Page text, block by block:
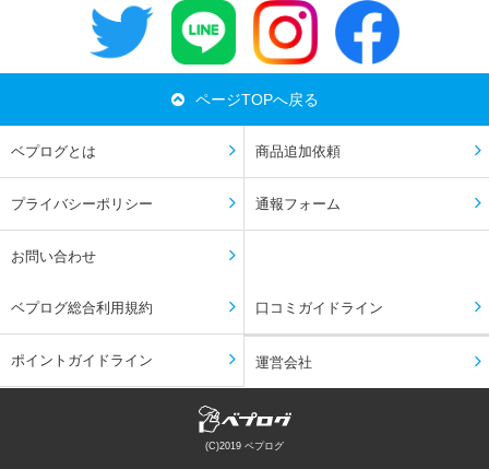
ページTOPへ戻る
ベプログとは 商品追加依頼
プライバシーポリシー 通報フォーム
お問い合わせ
ベプログ総合利用規約 口コミガイドライン
ポイントガイドライン 運営会社
(C)2019 ベプログ